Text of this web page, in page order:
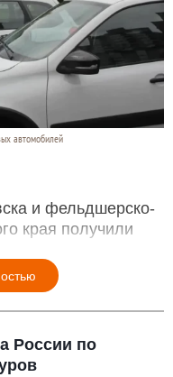
автомобилей
и фельдшерско-
края получили
России по